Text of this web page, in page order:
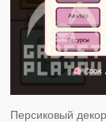
Персиковый